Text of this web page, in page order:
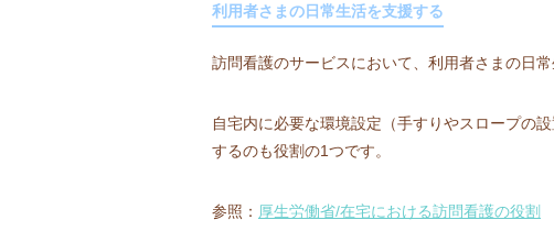
利用者さまの日常生活を支援する
訪問看護のサービスにおいて、利用者さまの日
自宅内に必要な環境設定（手すりやスロープの
するのも役割の1つです。
参照： 厚生労働省/在宅における訪問看護の役割